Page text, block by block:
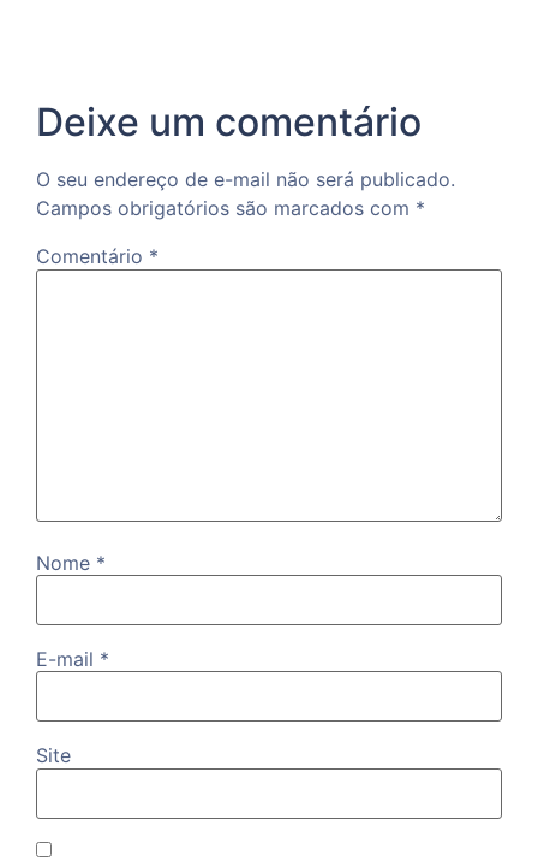
Deixe um comentário
O seu endereço de e-mail não será publicado.
Campos obrigatórios são marcados com *
Comentário *
Nome *
E-mail *
Site